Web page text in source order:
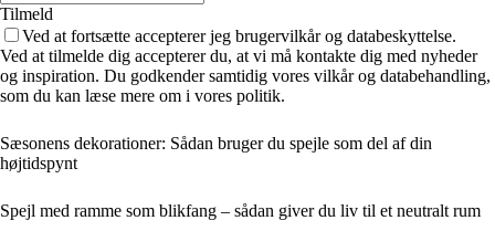
Tilmeld
Ved at fortsætte accepterer jeg brugervilkår og databeskyttelse.
Ved at tilmelde dig accepterer du, at vi må kontakte dig med nyheder
og inspiration. Du godkender samtidig vores vilkår og databehandling,
som du kan læse mere om i vores politik.
Sæsonens dekorationer: Sådan bruger du spejle som del af din
højtidspynt
Spejl med ramme som blikfang – sådan giver du liv til et neutralt rum